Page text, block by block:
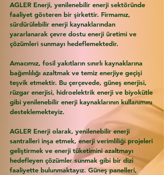
AGLER Enerji, yenilenebilir enerji sektöründe
faaliyet gösteren bir şirkettir. Firmamız,
sürdürülebilir enerji kaynaklarından
yararlanarak çevre dostu enerji üretimi ve
çözümleri sunmayı hedeflemektedir.
Amacımız, fosil yakıtların sınırlı kaynaklarına
bağımlılığı azaltmak ve temiz enerjiye geçişi
teşvik etmektir. Bu çerçevede, güneş enerjisi,
rüzgar enerjisi, hidroelektrik enerji ve biyokütle
gibi yenilenebilir enerji kaynaklarının kullanımını
desteklemekteyiz.
AGLER Enerji olarak, yenilenebilir enerji
santralleri inşa etmek, enerji verimliliği projeleri
geliştirmek ve enerji tüketimini azaltmayı
hedefleyen çözümler sunmak gibi bir dizi
faaliyette bulunmaktayız. Güneş panelleri,